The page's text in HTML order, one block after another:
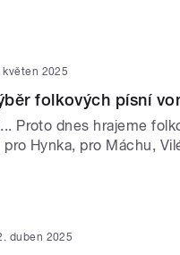
květen 2025
folkových písní
Proto dnes hrajeme
Hynka, pro Máchu,
duben 2025